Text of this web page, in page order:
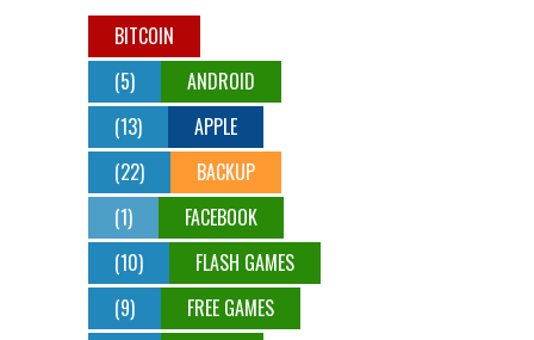
BITCOIN
(5)
ANDROID
(13)
APPLE
(22)
BACKUP
(1)
FACEBOOK
(10)
FLASH GAMES
(9)
FREE GAMES